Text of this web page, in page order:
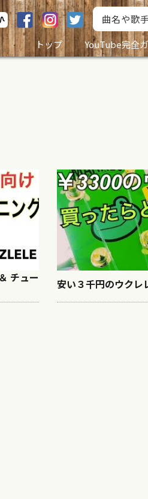
トップ
YouTube完全
チュー
安い３千円のウクレ